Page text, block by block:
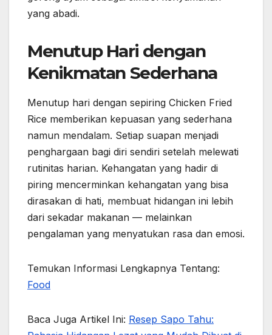
yang abadi.
Menutup Hari dengan
Kenikmatan Sederhana
Menutup hari dengan sepiring Chicken Fried
Rice memberikan kepuasan yang sederhana
namun mendalam. Setiap suapan menjadi
penghargaan bagi diri sendiri setelah melewati
rutinitas harian. Kehangatan yang hadir di
piring mencerminkan kehangatan yang bisa
dirasakan di hati, membuat hidangan ini lebih
dari sekadar makanan — melainkan
pengalaman yang menyatukan rasa dan emosi.
Temukan Informasi Lengkapnya Tentang:
Food
Baca Juga Artikel Ini: Resep Sapo Tahu: